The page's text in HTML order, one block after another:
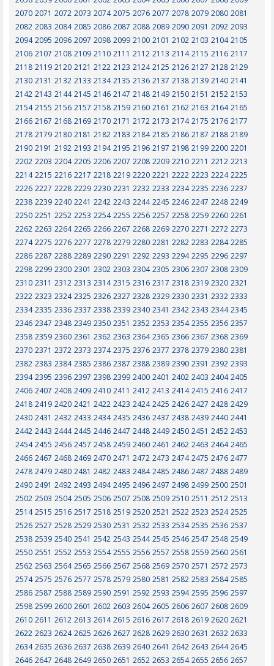
2070 2071 2072 2073 2074 2075 2076 2077 2078 2079 2080 2081
2082 2083 2084 2085 2086 2087 2088 2089 2090 2091 2092 2093
2094 2095 2096 2097 2098 2099 2100 2101 2102 2103 2104 2105
2106 2107 2108 2109 2110 2111 2112 2113 2114 2115 2116 2117
2118 2119 2120 2121 2122 2123 2124 2125 2126 2127 2128 2129
2130 2131 2132 2133 2134 2135 2136 2137 2138 2139 2140 2141
2142 2143 2144 2145 2146 2147 2148 2149 2150 2151 2152 2153
2154 2155 2156 2157 2158 2159 2160 2161 2162 2163 2164 2165
2166 2167 2168 2169 2170 2171 2172 2173 2174 2175 2176 2177
2178 2179 2180 2181 2182 2183 2184 2185 2186 2187 2188 2189
2190 2191 2192 2193 2194 2195 2196 2197 2198 2199 2200 2201
2202 2203 2204 2205 2206 2207 2208 2209 2210 2211 2212 2213
2214 2215 2216 2217 2218 2219 2220 2221 2222 2223 2224 2225
2226 2227 2228 2229 2230 2231 2232 2233 2234 2235 2236 2237
2238 2239 2240 2241 2242 2243 2244 2245 2246 2247 2248 2249
2250 2251 2252 2253 2254 2255 2256 2257 2258 2259 2260 2261
2262 2263 2264 2265 2266 2267 2268 2269 2270 2271 2272 2273
2274 2275 2276 2277 2278 2279 2280 2281 2282 2283 2284 2285
2286 2287 2288 2289 2290 2291 2292 2293 2294 2295 2296 2297
2298 2299 2300 2301 2302 2303 2304 2305 2306 2307 2308 2309
2310 2311 2312 2313 2314 2315 2316 2317 2318 2319 2320 2321
2322 2323 2324 2325 2326 2327 2328 2329 2330 2331 2332 2333
2334 2335 2336 2337 2338 2339 2340 2341 2342 2343 2344 2345
2346 2347 2348 2349 2350 2351 2352 2353 2354 2355 2356 2357
2358 2359 2360 2361 2362 2363 2364 2365 2366 2367 2368 2369
2370 2371 2372 2373 2374 2375 2376 2377 2378 2379 2380 2381
2382 2383 2384 2385 2386 2387 2388 2389 2390 2391 2392 2393
2394 2395 2396 2397 2398 2399 2400 2401 2402 2403 2404 2405
2406 2407 2408 2409 2410 2411 2412 2413 2414 2415 2416 2417
2418 2419 2420 2421 2422 2423 2424 2425 2426 2427 2428 2429
2430 2431 2432 2433 2434 2435 2436 2437 2438 2439 2440 2441
2442 2443 2444 2445 2446 2447 2448 2449 2450 2451 2452 2453
2454 2455 2456 2457 2458 2459 2460 2461 2462 2463 2464 2465
2466 2467 2468 2469 2470 2471 2472 2473 2474 2475 2476 2477
2478 2479 2480 2481 2482 2483 2484 2485 2486 2487 2488 2489
2490 2491 2492 2493 2494 2495 2496 2497 2498 2499 2500 2501
2502 2503 2504 2505 2506 2507 2508 2509 2510 2511 2512 2513
2514 2515 2516 2517 2518 2519 2520 2521 2522 2523 2524 2525
2526 2527 2528 2529 2530 2531 2532 2533 2534 2535 2536 2537
2538 2539 2540 2541 2542 2543 2544 2545 2546 2547 2548 2549
2550 2551 2552 2553 2554 2555 2556 2557 2558 2559 2560 2561
2562 2563 2564 2565 2566 2567 2568 2569 2570 2571 2572 2573
2574 2575 2576 2577 2578 2579 2580 2581 2582 2583 2584 2585
2586 2587 2588 2589 2590 2591 2592 2593 2594 2595 2596 2597
2598 2599 2600 2601 2602 2603 2604 2605 2606 2607 2608 2609
2610 2611 2612 2613 2614 2615 2616 2617 2618 2619 2620 2621
2622 2623 2624 2625 2626 2627 2628 2629 2630 2631 2632 2633
2634 2635 2636 2637 2638 2639 2640 2641 2642 2643 2644 2645
2646 2647 2648 2649 2650 2651 2652 2653 2654 2655 2656 2657